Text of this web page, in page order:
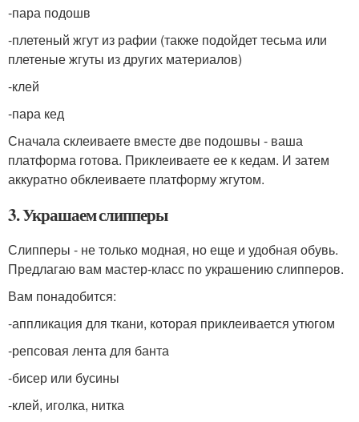
-пара подошв
-плетеный жгут из рафии (также подойдет тесьма или
плетеные жгуты из других материалов)
-клей
-пара кед
Сначала склеиваете вместе две подошвы - ваша
платформа готова. Приклеиваете ее к кедам. И затем
аккуратно обклеиваете платформу жгутом.
3. Украшаем слипперы
Слипперы - не только модная, но еще и удобная обувь.
Предлагаю вам мастер-класс по украшению слипперов.
Вам понадобится:
-аппликация для ткани, которая приклеивается утюгом
-репсовая лента для банта
-бисер или бусины
-клей, иголка, нитка